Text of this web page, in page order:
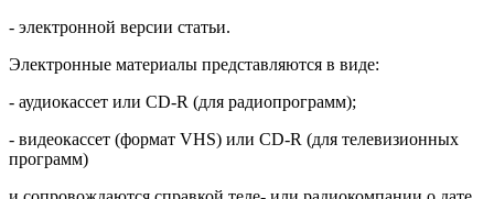
- электронной версии статьи.
Электронные материалы представляются в виде:
- аудиокассет или CD-R (для радиопрограмм);
- видеокассет (формат VHS) или CD-R (для телевизионных
программ)